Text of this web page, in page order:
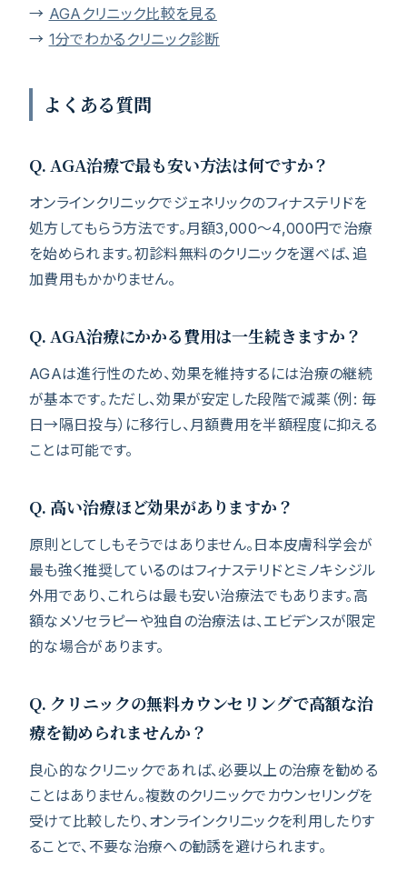
→ AGAクリニック比較を見る
→ 1分でわかるクリニック診断
よくある質問
Q. AGA治療で最も安い方法は何ですか？
オンラインクリニックでジェネリックのフィナステリドを
処方してもらう方法です。月額3,000〜4,000円で治療
を始められます。初診料無料のクリニックを選べば、追
加費用もかかりません。
Q. AGA治療にかかる費用は一生続きますか？
AGAは進行性のため、効果を維持するには治療の継続
が基本です。ただし、効果が安定した段階で減薬（例: 毎
日→隔日投与）に移行し、月額費用を半額程度に抑える
ことは可能です。
Q. 高い治療ほど効果がありますか？
原則としてしもそうではありません。日本皮膚科学会が
最も強く推奨しているのはフィナステリドとミノキシジル
外用であり、これらは最も安い治療法でもあります。高
額なメソセラピーや独自の治療法は、エビデンスが限定
的な場合があります。
Q. クリニックの無料カウンセリングで高額な治
療を勧められませんか？
良心的なクリニックであれば、必要以上の治療を勧める
ことはありません。複数のクリニックでカウンセリングを
受けて比較したり、オンラインクリニックを利用したりす
ることで、不要な治療への勧誘を避けられます。